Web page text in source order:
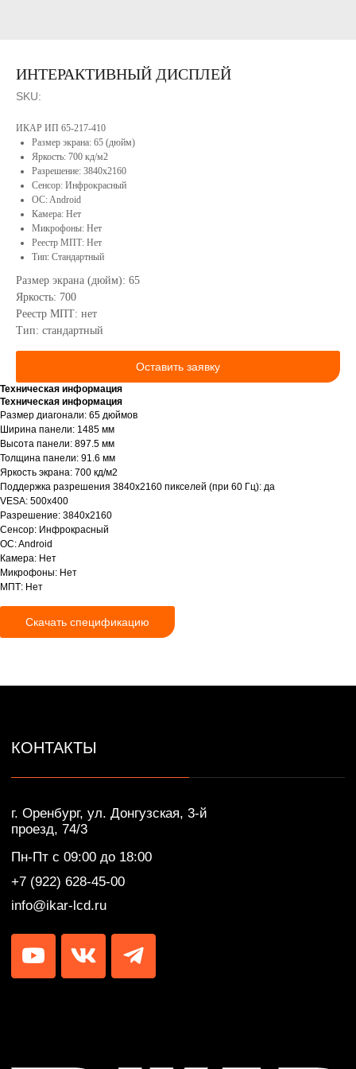
ИНТЕРАКТИВНЫЙ ДИСПЛЕЙ
SKU:
ИКАР ИП 65-217-410
Размер экрана: 65 (дюйм)
Яркость: 700 кд/м2
Разрешение: 3840x2160
Сенсор: Инфрокрасный
OC: Android
Камера: Нет
Микрофоны: Нет
Реестр МПТ: Нет
Тип: Стандартный
Размер экрана (дюйм): 65
Яркость: 700
Реестр МПТ: нет
Тип: стандартный
Оставить заявку
Техническая информация
Техническая информация
Размер диагонали: 65 дюймов
Ширина панели: 1485 мм
Высота панели: 897.5 мм
Толщина панели: 91.6 мм
Яркость экрана: 700 кд/м2
Поддержка разрешения 3840х2160 пикселей (при 60 Гц): да
VESA: 500x400
Разрешение: 3840x2160
Сенсор: Инфрокрасный
OC: Android
Камера: Нет
Микрофоны: Нет
МПТ: Нет
Скачать спецификацию
НАВИГАЦИЯ
КОНТАКТЫ
Разработка сайта — Lotta design
info@ikar-lcd.ru
+7 (922) 628-45-00
Пн-Пт с 09:00 до 18:00
г. Оренбург, ул. Донгузская, 3-й
проезд, 74/3